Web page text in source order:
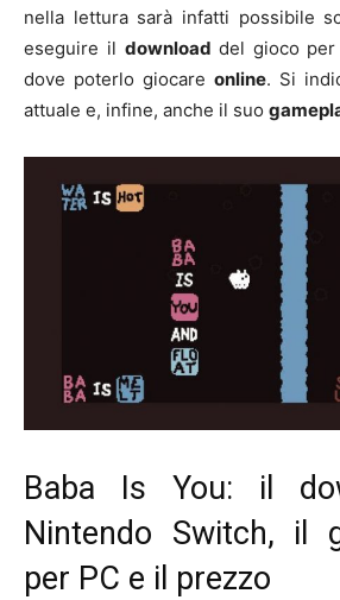
nella lettura sarà infatti possibile
eseguire il download del gioco per
dove poterlo giocare online. Si
attuale e, infine, anche il suo
Baba Is You: il
Nintendo Switch, il
per PC e il prezzo